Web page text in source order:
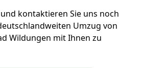
und kontaktieren Sie uns noch
Umzug von
Wildungen mit Ihnen zu